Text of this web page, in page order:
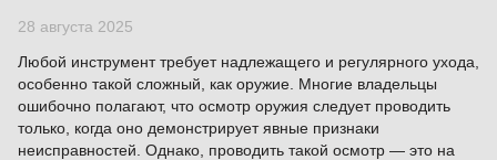
28 августа 2025
Любой инструмент требует надлежащего и регулярного ухода,
особенно такой сложный, как оружие. Многие владельцы
ошибочно полагают, что осмотр оружия следует проводить
только, когда оно демонстрирует явные признаки
неисправностей. Однако, проводить такой осмотр — это на